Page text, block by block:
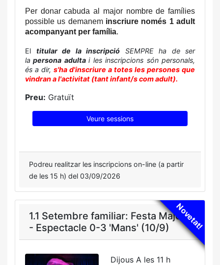
Per donar cabuda al major nombre de famílies
possible us demanem inscriure només 1 adult
acompanyant per família.
El titular de la inscripció SEMPRE ha de ser
la persona adultai les inscripcions són personals,
és a dir, s'ha d'inscriure a totes les persones que
vindran a l'activitat (tant infant/s com adult).
Preu: Gratuït
Veure sessions
Podreu realitzar les inscripcions on-line (a partir
de les 15 h) del 03/09/2026
Novetat!
1.1 Setembre familiar: Festa Major
- Espectacle 0-3 'Mans' (10/9)
Dijous A les 11 h